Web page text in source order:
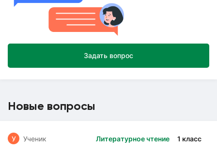
Задать вопрос
Новые вопросы
Литературное чтение 1 класс
У Ученик